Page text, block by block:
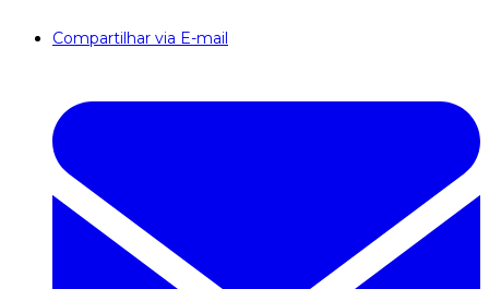
Compartilhar via E-mail